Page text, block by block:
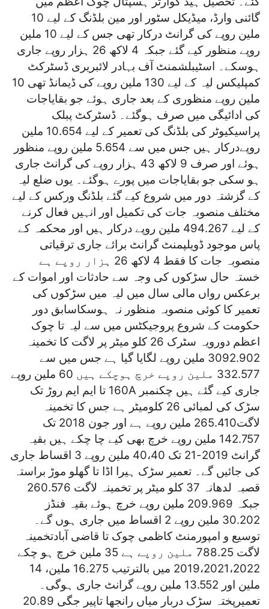
گائنی وارڈ، میڈیکل سٹور اور مین بلڈنگ کے لیے 10
ملین روپے کی گرانٹ درکار تھی جس کے لیے 10 ملین
روپے منظور کیے گئے جبکہ 4 لاکھ 26 ہزار روپے جاری
ہوسکے۔ اسٹیبلشمنٹ آف بہادر لائبریری ڈسٹرکٹ
کمپلیکس لیہ کے لیے 130 ملین روپے کی ڈیمانڈ تھی 10
ملین روپے منظوری کے بعد جاری ہوئے جو بقایاجات
کی ادائیگی میں صرف ہوگئے۔ ڈسٹرکٹ پبلک
پراسیکیوٹر کی بلڈنگ کی تعمیر کے لیے 10.654 ملین
روپےدرکار ہیں جس میں سے 5.654 ملین روپے منظور
ہوئے اور صرف 9 لاکھ 43 ہزار روپے کی گرانٹ جاری
ہو سکی جو بقایاجات میں پورے ہوگئے۔ یوں ضلع لیہ
کے گزشتہ دور میں شروع کیے گئے بلڈنگ ورکس کے لیے
مختلف منصوبہ جات کی تکمیل اور انہیں فعال کرنے
کے لیے 494.267 ملین روپے درکار ہیں اور محکمہ کے
پاس موجود ڈویلپمنٹ گرانٹ برائے جاری ترقیاتی
منصوبہ جات کا فقط 4 لاکھ 26 ہزار روپے ہے
خستہ حال سڑکوں کی وجہ سے حادثات اور اموات کے
برعکس رواں مالی سال میں لیہ میں سڑکوں کی
تعمیر کا کوئی منصوبہ منظور نہ ہوسکاسابق دور
حکومت کے شروع پروجیکٹس میں سے لیہ تا چوک
اعظم دورویہ سٹرک 26 کلو میٹر پر لاگت کا تخمینہ
3092.902 ملین روپے لگایا گیا ہے جس میں سے
332.577 ملین روپے خرچ ہوچکے ہیں 60 ملین روپے
جاری کیے گئے ہیں چکنمبر 160A تا ایم ایم روڑ تک
سڑک کی لمبائی 26 کلومیٹر ہے جس کا تخمینہ
لاگت265.410 ملین روپے ہے اور جون 2018 تک
142.757 ملین روپے خرچ بھی کیے چا چکے ہیں بقیہ
گرانٹ 2019-21 تک 40،40 ملین روپے 3 اقساط جاری
کی جائیں گے۔ تعمیر سڑک ہیرا اڈا تا گھلو موڑ براستہ
قصبہ لدھانہ 37 کلو میٹر پر تخمینہ لاگت 260.576
جبکہ 209.969 ملین روپے خرچ ہوئے بقیہ فنڈز
30.202 ملین روپے 2 اقساط میں جاری ہوں گے۔
توسیع و امپورمنٹ کاظمی چوک تا قاضی آبادتخمینہ
لاگت 788.25 ملین روپے ہے 35 ملین خرچ ہو چکے
2019،2021،2022 میں بالترتیب 16.275 ملین، 14
ملین اور 13.552 ملین روپے گرانٹ جاری ہوگی۔
تعمیرپختہ سڑک دربار میاں رانجھا تاپیر جگی 20.89